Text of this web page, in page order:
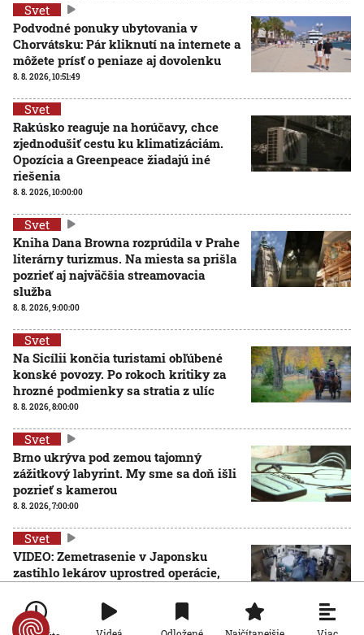
Svet
Podvodné ponuky ubytovania v
Chorvátsku: Pár kliknutí na internete a
môžete prísť o peniaze aj dovolenku
8. 8. 2026, 10:51:49
Svet
Rakúsko reaguje na horúčavy, chce
zjednodušiť cestu ku klimatizáciám.
Opozícia a Greenpeace žiadajú iné
riešenia
8. 8. 2026, 10:00:00
Svet
Kniha Dana Browna rozprúdila v Prahe
literárny turizmus. Na miesta sa prišla
pozrieť aj najväčšia streamovacia
služba
8. 8. 2026, 9:00:00
Svet
Na Sicílii končia turistami obľúbené
konské povozy. Po rokoch kritiky za
hrozné podmienky sa stratia z ulíc
8. 8. 2026, 8:00:00
Svet
Brno ukrýva pod zemou tajomný
zážitkový labyrint. My sme sa doň išli
pozrieť s kamerou
8. 8. 2026, 7:00:00
Svet
VIDEO: Zemetrasenie v Japonsku
zastihlo lekárov uprostred operácie,
7. 8. 2026, 15:01:59